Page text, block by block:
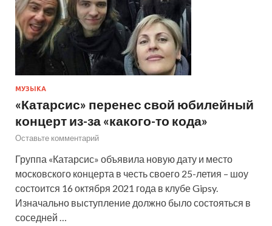
МУЗЫКА
«Катарсис» перенес свой юбилейный
концерт из-за «какого-то кода»
Оставьте комментарий
Группа «Катарсис» объявила новую дату и место
московского концерта в честь своего 25-летия – шоу
состоится 16 октября 2021 года в клубе Gipsy.
Изначально выступление должно было состояться в
соседней …